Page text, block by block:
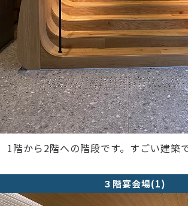
1階から2階への階段です。すごい建築
３階宴会場(1)